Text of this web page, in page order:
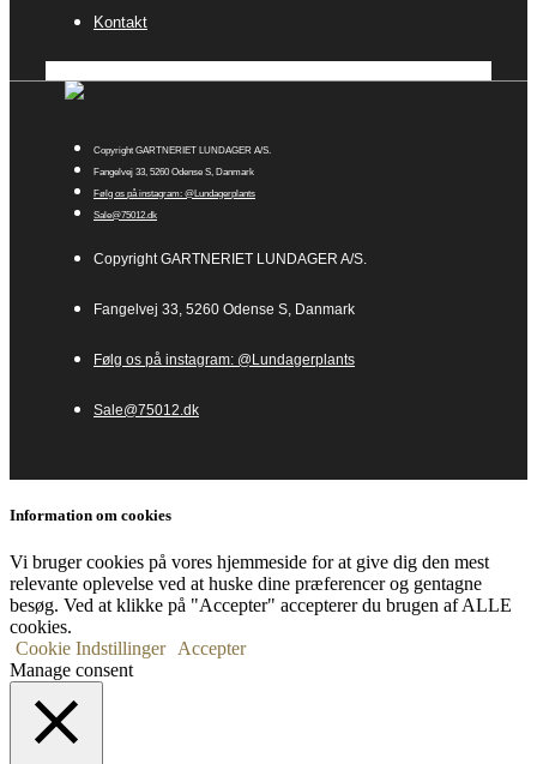
Kontakt
Copyright GARTNERIET LUNDAGER A/S.
Fangelvej 33, 5260 Odense S, Danmark
Følg os på instagram: @Lundagerplants
Sale@75012.dk
Copyright GARTNERIET LUNDAGER A/S.
Fangelvej 33, 5260 Odense S, Danmark
Følg os på instagram: @Lundagerplants
Sale@75012.dk
Information om cookies
Vi bruger cookies på vores hjemmeside for at give dig den mest
relevante oplevelse ved at huske dine præferencer og gentagne
besøg. Ved at klikke på "Accepter" accepterer du brugen af ​​ALLE
cookies.
Cookie Indstillinger
Accepter
Manage consent